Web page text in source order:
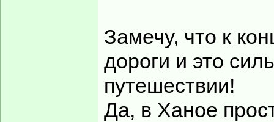
Замечу, что к
дороги и это
путешествии!
Да, в Ханое